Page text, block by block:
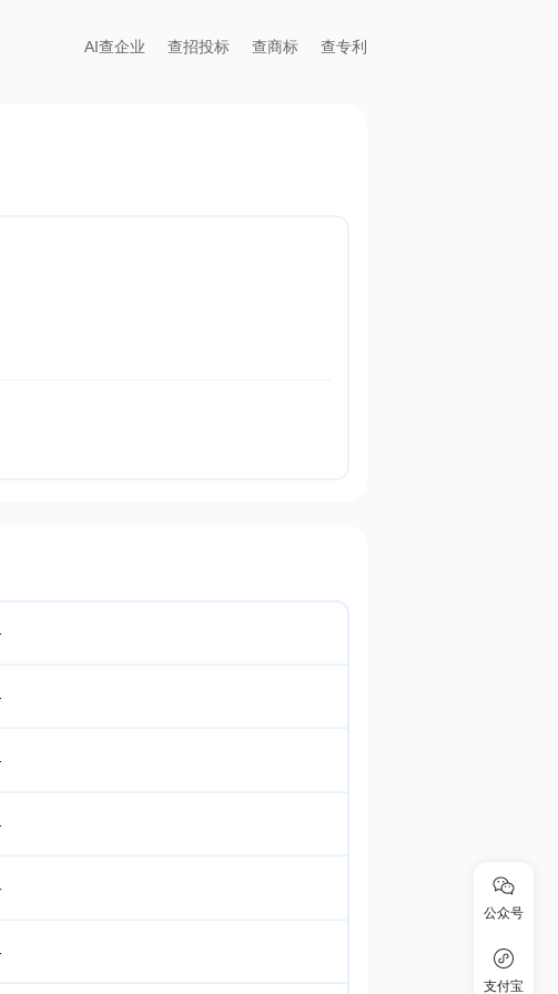
AI查企业 查招投标 查商标 查专利
公众号
支付宝